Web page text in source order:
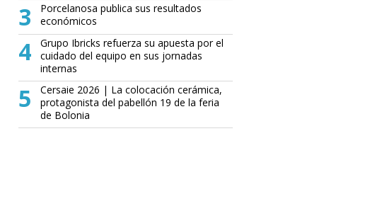
3
Porcelanosa publica sus resultados
económicos
4
Grupo Ibricks refuerza su apuesta por el
cuidado del equipo en sus jornadas
internas
5
Cersaie 2026 | La colocación cerámica,
protagonista del pabellón 19 de la feria
de Bolonia